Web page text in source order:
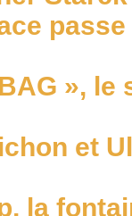
», le
et
la